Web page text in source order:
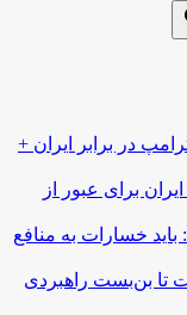
در برابر ایران +
برای عبور از
خسارات به منافع
تا بن‌بست راهبردی